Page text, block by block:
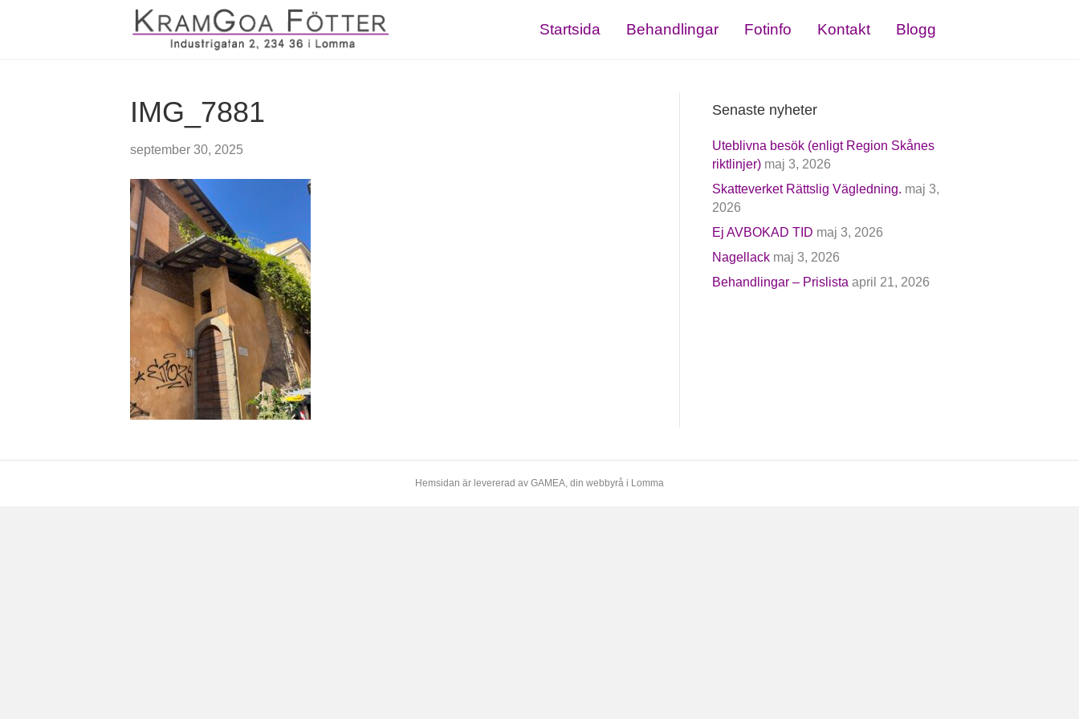
Startsida Behandlingar Fotinfo Kontakt Blogg
IMG_7881
september 30, 2025
Senaste nyheter
Uteblivna besök (enligt Region Skånes
riktlinjer) maj 3, 2026
Skatteverket Rättslig Vägledning. maj 3,
2026
Ej AVBOKAD TID maj 3, 2026
Nagellack maj 3, 2026
Behandlingar – Prislista april 21, 2026
Hemsidan är levererad av GAMEA, din webbyrå i Lomma